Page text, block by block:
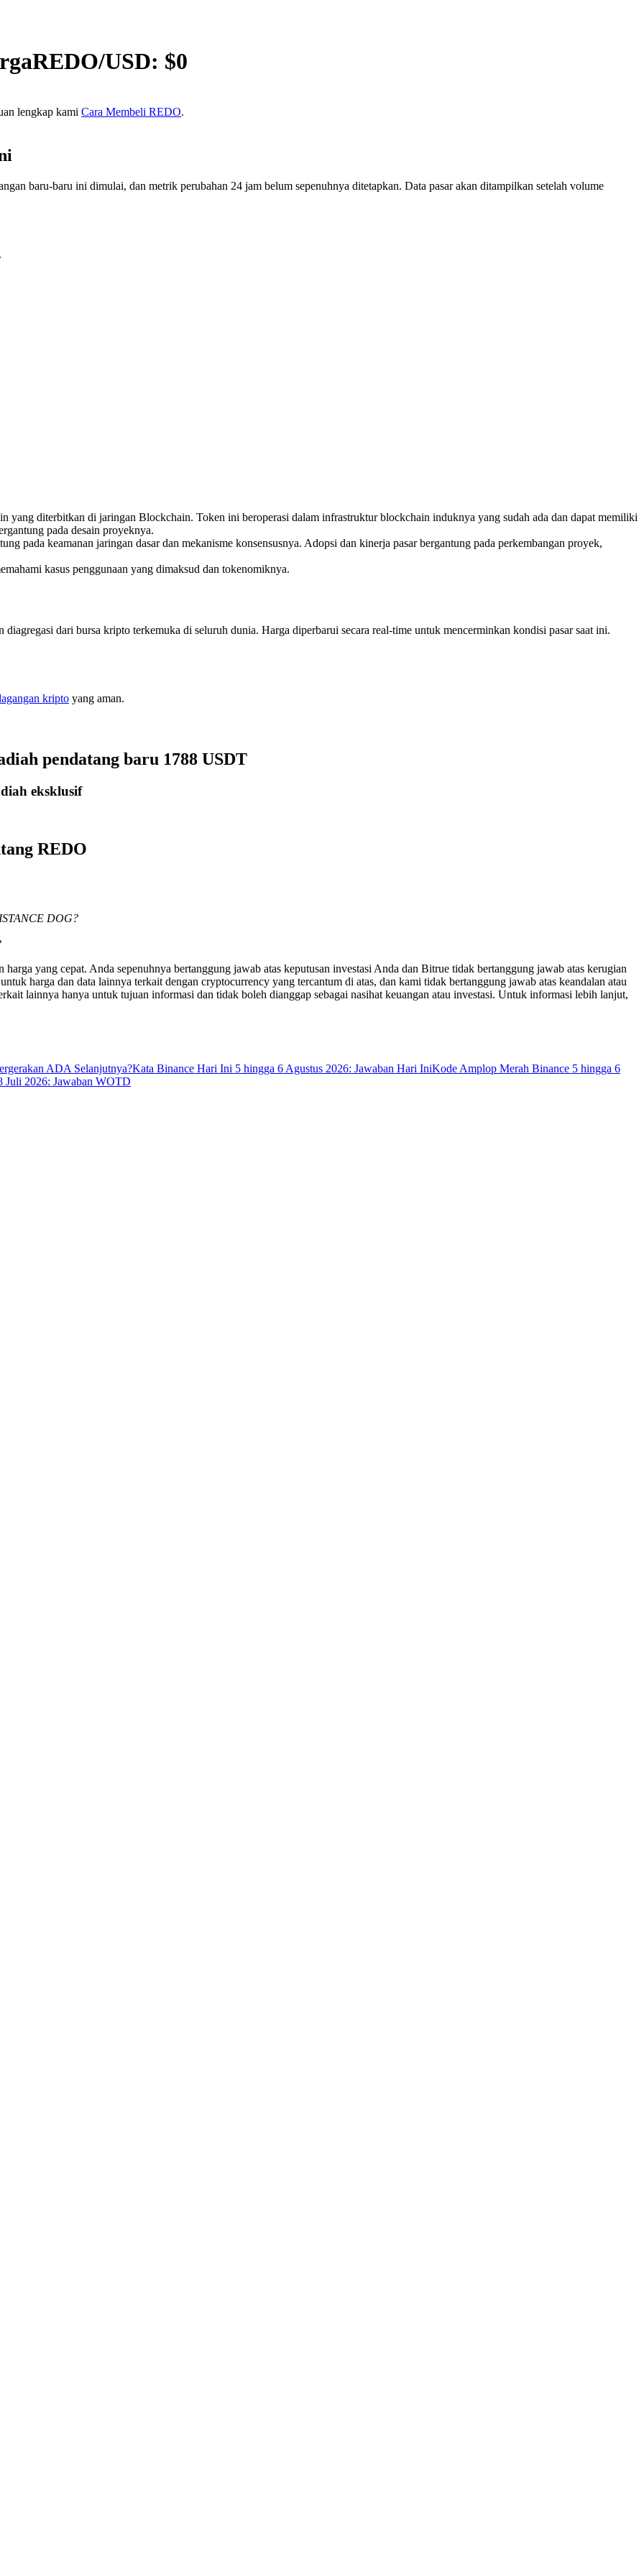
REDO/USD: $0
lengkap kami Cara Membeli REDO.
baru-baru ini dimulai, dan metrik perubahan 24 jam belum sepenuhnya ditetapkan. Data pasar akan ditampilkan setelah volume
diterbitkan di jaringan Blockchain. Token ini beroperasi dalam infrastruktur blockchain induknya yang sudah ada dan dapat memiliki
pada desain proyeknya.
pada keamanan jaringan dasar dan mekanisme konsensusnya. Adopsi dan kinerja pasar bergantung pada perkembangan proyek,
kasus penggunaan yang dimaksud dan tokenomiknya.
dari bursa kripto terkemuka di seluruh dunia. Harga diperbarui secara real-time untuk mencerminkan kondisi pasar saat ini.
kripto yang aman.
pendatang baru 1788 USDT
eksklusif
REDO
DOG?
yang cepat. Anda sepenuhnya bertanggung jawab atas keputusan investasi Anda dan Bitrue tidak bertanggung jawab atas kerugian
harga dan data lainnya terkait dengan cryptocurrency yang tercantum di atas, dan kami tidak bertanggung jawab atas keandalan atau
lainnya hanya untuk tujuan informasi dan tidak boleh dianggap sebagai nasihat keuangan atau investasi. Untuk informasi lebih lanjut,
ADA Selanjutnya?Kata Binance Hari Ini 5 hingga 6 Agustus 2026: Jawaban Hari IniKode Amplop Merah Binance 5 hingga 6
Juli 2026: Jawaban WOTD